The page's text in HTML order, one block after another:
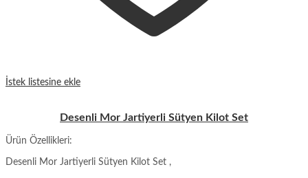
İstek listesine ekle
Desenli Mor Jartiyerli Sütyen Kilot Set
Ürün Özellikleri:
Desenli Mor Jartiyerli Sütyen Kilot Set ,